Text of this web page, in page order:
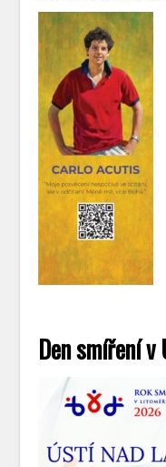
Den smíření